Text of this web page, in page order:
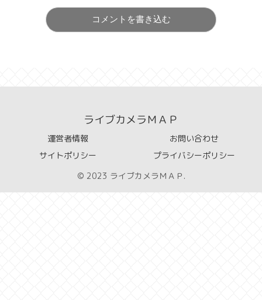
コメントを書き込む
ライブカメラＭＡＰ
運営者情報
お問い合わせ
サイトポリシー
プライバシーポリシー
© 2023 ライブカメラＭＡＰ.